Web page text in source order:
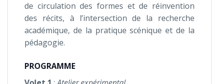
de circulation des formes et de réinvention
des récits, à l’intersection de la recherche
académique, de la pratique scénique et de la
pédagogie.
PROGRAMME